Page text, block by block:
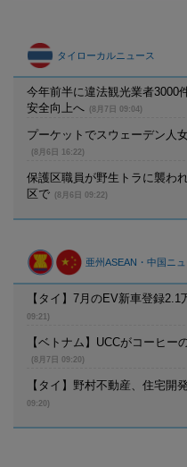
タイローカルニュース
今年前半に違法観光業者
安全向上へ
(8月7日 09:04)
プーケットでスウェーデン
(8月6日 16:22)
保護区職員が野生トラに襲わ
区で
(8月6日 09:22)
亜州ASEAN・中国ニュ
【タイ】7月のEV新車登録
09:21)
【ベトナム】UCCがコーヒ
(8月7日 09:20)
【タイ】野村不動産、住宅開
09:20)